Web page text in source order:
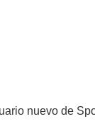
nuevo de